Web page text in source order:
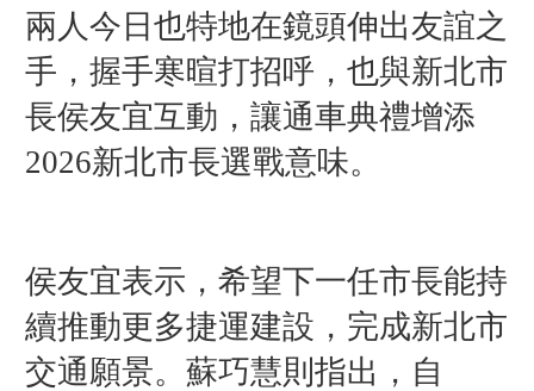
兩人今日也特地在鏡頭伸出友誼之
手，握手寒暄打招呼，也與新北市
長侯友宜互動，讓通車典禮增添
2026新北市長選戰意味。
侯友宜表示，希望下一任市長能持
續推動更多捷運建設，完成新北市
交通願景。蘇巧慧則指出，自